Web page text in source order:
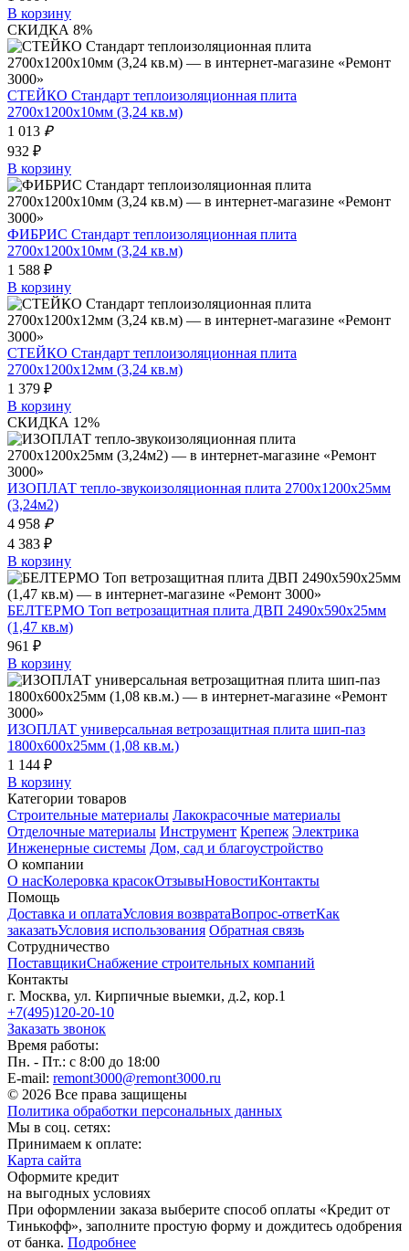
В корзину
СКИДКА 8%
СТЕЙКО Стандарт теплоизоляционная плита
2700х1200х10мм (3,24 кв.м)
1 013 ₽
932 ₽
В корзину
ФИБРИС Стандарт теплоизоляционная плита
2700х1200х10мм (3,24 кв.м)
1 588 ₽
В корзину
СТЕЙКО Стандарт теплоизоляционная плита
2700х1200х12мм (3,24 кв.м)
1 379 ₽
В корзину
СКИДКА 12%
ИЗОПЛАТ тепло-звукоизоляционная плита 2700х1200х25мм
(3,24м2)
4 958 ₽
4 383 ₽
В корзину
БЕЛТЕРМО Toп ветрозащитная плита ДВП 2490х590х25мм
(1,47 кв.м)
961 ₽
В корзину
ИЗОПЛАТ универсальная ветрозащитная плита шип-паз
1800х600х25мм (1,08 кв.м.)
1 144 ₽
В корзину
Категории товаров
Строительные материалы Лакокрасочные материалы
Отделочные материалы Инструмент Крепеж Электрика
Инженерные системы Дом, сад и благоустройство
О компании
О насКолеровка красокОтзывыНовостиКонтакты
Помощь
Доставка и оплатаУсловия возвратаВопрос-ответКак
заказатьУсловия использования Обратная связь
Сотрудничество
ПоставщикиСнабжение строительных компаний
Контакты
г. Москва, ул. Кирпичные выемки, д.2, кор.1
+7(495)120-20-10
Заказать звонок
Время работы:
Пн. - Пт.: с 8:00 до 18:00
E-mail: remont3000@remont3000.ru
© 2026 Все права защищены
Политика обработки персональных данных
Мы в соц. сетях:
Принимаем к оплате:
Карта сайта
Оформите кредит
на выгодных условиях
При оформлении заказа выберите способ оплаты «Кредит от
Тинькофф», заполните простую форму и дождитесь одобрения
от банка. Подробнее